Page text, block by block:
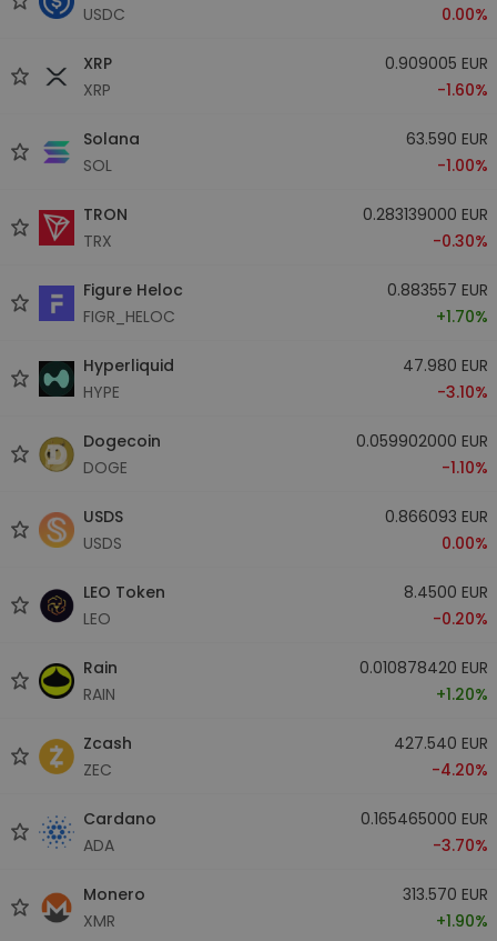
USDC
0.00%
XRP
XRP
0.909005 EUR
-1.60%
Solana
SOL
63.590 EUR
-1.00%
TRON
TRX
0.283139000 EUR
-0.30%
Figure Heloc
FIGR_HELOC
0.883557 EUR
+1.70%
Hyperliquid
HYPE
47.980 EUR
-3.10%
Dogecoin
DOGE
0.059902000 EUR
-1.10%
USDS
USDS
0.866093 EUR
0.00%
LEO Token
LEO
8.4500 EUR
-0.20%
Rain
RAIN
0.010878420 EUR
+1.20%
Zcash
ZEC
427.540 EUR
-4.20%
Cardano
ADA
0.165465000 EUR
-3.70%
Monero
XMR
313.570 EUR
+1.90%